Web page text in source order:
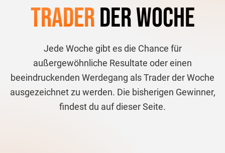
Traderder Woche
Jede Woche gibt es die Chance für
außergewöhnliche Resultate oder einen
beeindruckenden Werdegang als Trader der Woche
ausgezeichnet zu werden. Die bisherigen Gewinner,
findest du auf dieser Seite.